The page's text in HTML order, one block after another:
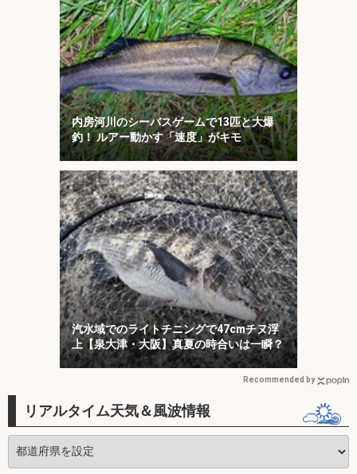
内房河川のシーバスゲームで13匹と大爆
釣！ ルアー動かす「速度」がキモ
汽水域でのライトチニングで47cmチヌ浮
上【泉大津・大阪】真夏の時合いは一瞬？
Recommended by
リアルタイム天気＆風波情報